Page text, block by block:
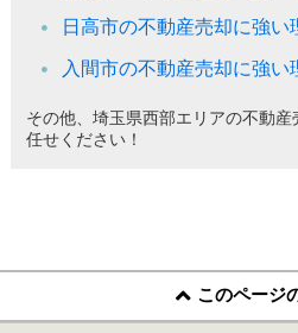
日高市の不動産売却に強い
入間市の不動産売却に強い
その他、埼玉県西部エリアの不動
任せください！
このページ